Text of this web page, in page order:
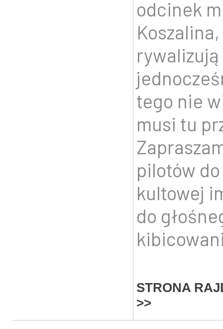
odcinek
rywalizują
tego nie
musi tu
pilotów
kultowej
do
STRONA
>>